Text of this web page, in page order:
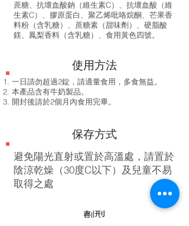
蔗糖、抗壞血酸鈉（維生素C）、抗壞血酸（維
生素C）、膠原蛋白、聚乙烯吡咯烷酮、芒果香
料粉（含乳糖）、蔗糖素（甜味劑）、硬脂酸
鎂、鳳梨香料（含乳糖）、食用黃色四號。
一日請勿超過2錠，請適量食用，多食無益。
本產品含有牛奶製品。
開封後請於2個月內食用完畢。
使用方法
避免陽光直射或置於高溫處，請置於
陰涼乾燥（30度C以下）及兒童不易
取得之處
保存方式
劑型